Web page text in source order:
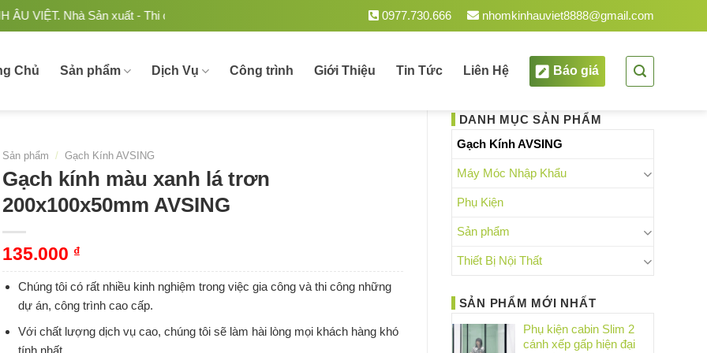
Nhà Sản xuất - Thi công Nhôm kính uy tín, chất lượng tại Việt Nam. 0977.730.666 nhomkinhauviet8888@gmail.com
Chủ Sản phẩm Dịch Vụ Công trình Giới Thiệu Tin Tức Liên Hệ Báo giá
DANH MỤC SẢN PHẨM
Gạch Kính AVSING
Máy Móc Nhập Khẩu
Phụ Kiện
Sản phẩm
Thiết Bị Nội Thất
SẢN PHẨM MỚI NHẤT
Phụ kiện cabin Slim 2
cánh xếp gấp hiện đại
Sản phẩm / Gạch Kính AVSING
Gạch kính màu xanh lá trơn
200x100x50mm AVSING
135.000 ₫
Chúng tôi có rất nhiều kinh nghiệm trong việc gia công và thi công những
dự án, công trình cao cấp.
Với chất lượng dịch vụ cao, chúng tôi sẽ làm hài lòng mọi khách hàng khó